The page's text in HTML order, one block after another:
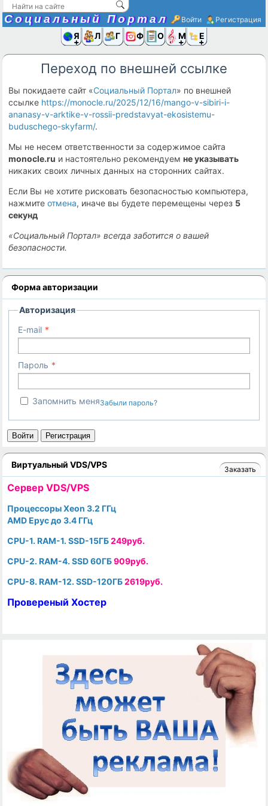
Социальный Портал Войти Регистрация
Я иЛюди
Группы
Фото Ещё
Переход по внешней ссылке
Вы покидаете сайт «Социальный Портал» по внешней
ссылке https://monocle.ru/2025/12/16/mango-v-sibiri-i-
ananasy-v-arktike-v-rossii-predstavyat-ekosistemu-
buduschego-skyfarm/.
Мы не несем ответственности за содержимое сайта
monocle.ru и настоятельно рекомендуемне указывать
никаких своих личных данных на сторонних сайтах.
Если Вы не хотите рисковать безопасностью компьютера,
нажмитеотмена, иначе вы будете перемещены через 4
секунд
«Социальный Портал» всегда заботится о вашей
безопасности.
Форма авторизации
Авторизация
E-mail
Пароль
Запомнить меняЗабыли пароль?
Войти Регистрация
Виртуальный VDS/VPS Заказать
Cервер VDS/VPS
Процессоры Xeon 3.2 ГГц
AMD Epyc до 3.4 ГГц
CPU-1. RAM-1. SSD-15ГБ249руб.
CPU-2. RAM-4. SSD 60ГБ909руб.
CPU-8. RAM-12. SSD-120ГБ2619руб.
Провереный Хостер